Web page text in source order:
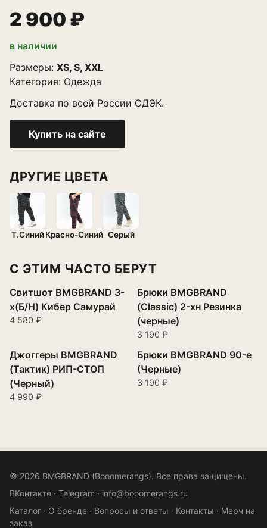
2 900 ₽
в наличии
Размеры: XS, S, XXL
Категория: Одежда
Доставка по всей России СДЭК.
Купить на сайте
ДРУГИЕ ЦВЕТА
Т.Синий Красно-Синий Серый
С ЭТИМ ЧАСТО БЕРУТ
Свитшот BMGBRAND 3-
х(Б/Н) Кибер Самурай
4 580 ₽
Брюки BMGBRAND
(Classic) 2-хн Резинка
(черные)
3 190 ₽
Джоггеры BMGBRAND
(Тактик) РИП-СТОП
(Черный)
4 990 ₽
Брюки BMGBRAND 90-е
(Черные)
3 190 ₽
© 2026 BMGBRAND (Booomerangs). Все права защищены.
ВКонтакте · Telegram · info@booomerangs.ru
Каталог · О бренде · Вопросы и ответы · Контакты · Мерч на
заказ